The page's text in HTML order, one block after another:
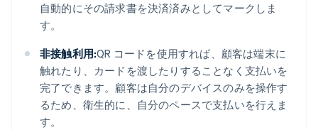
自動的にその請求書を決済済みとしてマークしま
す。
非接触利用:QR コードを使用すれば、顧客は端末に
触れたり、カードを渡したりすることなく支払いを
完了できます。顧客は自分のデバイスのみを操作す
るため、衛生的に、自分のペースで支払いを行えま
す。